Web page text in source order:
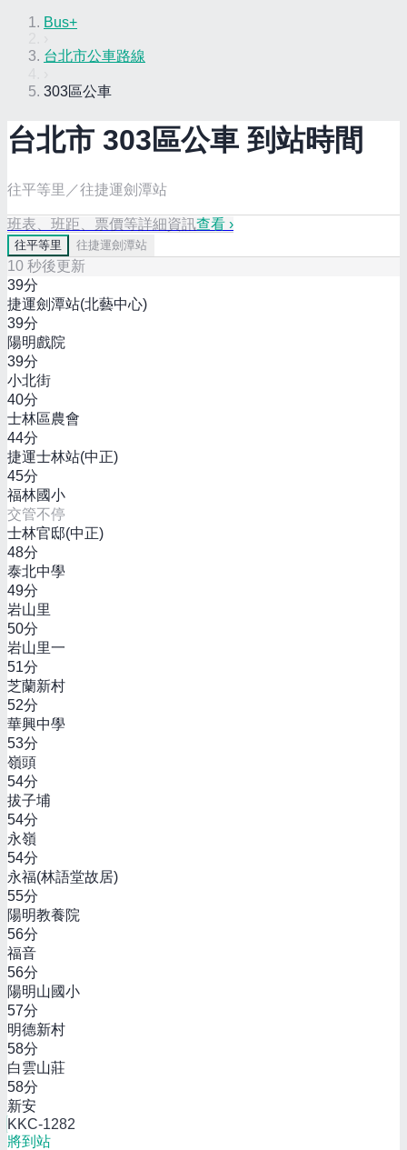
Bus+
台北市公車路線
303區公車
台北市 303區公車 到站時間
往平等里／往捷運劍潭站
班表、班距、票價等詳細資訊查看 ›
往平等里 往捷運劍潭站
10 秒後更新
39分
捷運劍潭站(北藝中心)
39分
陽明戲院
39分
小北街
40分
士林區農會
44分
捷運士林站(中正)
45分
福林國小
交管不停
士林官邸(中正)
48分
泰北中學
49分
岩山里
50分
岩山里一
51分
芝蘭新村
52分
華興中學
53分
嶺頭
54分
拔子埔
54分
永嶺
54分
永福(林語堂故居)
55分
陽明教養院
56分
福音
56分
陽明山國小
57分
明德新村
58分
白雲山莊
58分
新安
KKC-1282
將到站